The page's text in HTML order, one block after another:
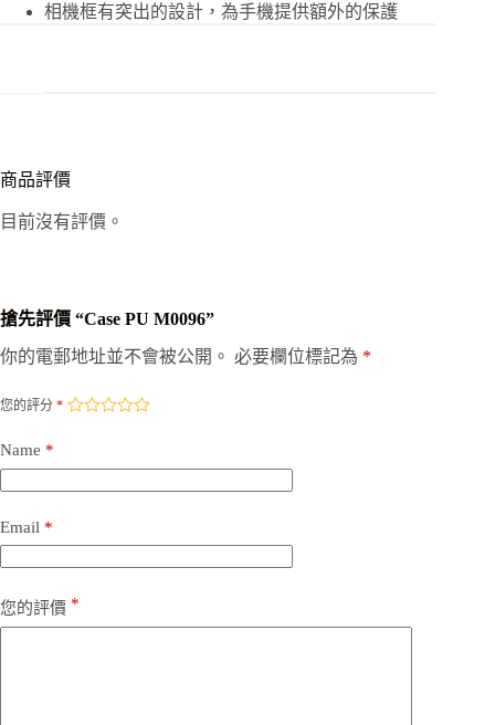
相機框有突出的設計，為手機提供額外的保護
商品評價
目前沒有評價。
搶先評價 “Case PU M0096”
你的電郵地址並不會被公開。 必要欄位標記為 *
您的評分 *
Name *
Email *
您的評價 *